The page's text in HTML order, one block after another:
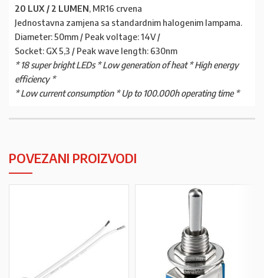
20 LUX / 2 LUMEN, MR16 crvena
Jednostavna zamjena sa standardnim halogenim lampama.
Diameter: 50mm / Peak voltage: 14V /
Socket: GX 5,3 / Peak wave length: 630nm
* 18 super bright LEDs * Low generation of heat * High energy
efficiency *
* Low current consumption * Up to 100.000h operating time *
POVEZANI PROIZVODI